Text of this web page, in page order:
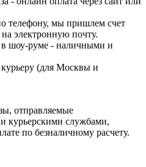
телефону, мы пришлем счет
электронную почту.
шоу-руме - наличными и
(для Москвы и
отправляемые
курьерскими службами,
по безналичному расчету.